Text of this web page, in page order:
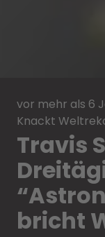
vor mehr als 6
Knackt
Travis
bricht